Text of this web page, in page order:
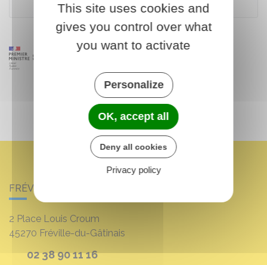
FRÉVILLE-DU-GÂTINAIS
2 Place Louis Croum
45270 Fréville-du-Gâtinais
02 38 90 11 16
This site uses cookies and
gives you control over what
you want to activate
Personalize
OK, accept all
Deny all cookies
Privacy policy